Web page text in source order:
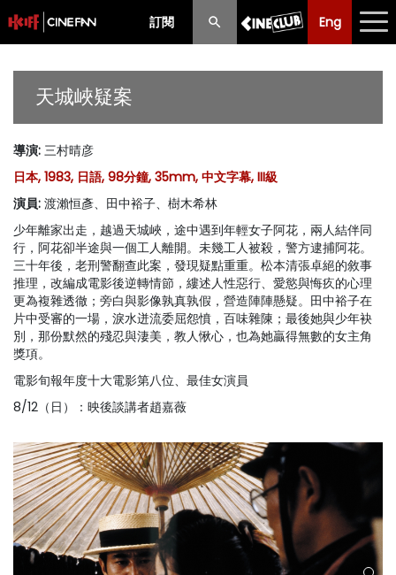
訂閱 Eng
Eng 中文
節目
購票須知
優惠計劃
前期節目
天城峽疑案
導演: 三村晴彦
日本, 1983, 日語, 98分鐘, 35mm, 中文字幕, III級
演員: 渡瀨恒彥、田中裕子、樹木希林
少年離家出走，越過天城峽，途中遇到年輕女子阿花，兩人結伴同
行，阿花卻半途與一個工人離開。未幾工人被殺，警方逮捕阿花。
三十年後，老刑警翻查此案，發現疑點重重。松本清張卓絕的敘事
推理，改編成電影後逆轉情節，縷述人性惡行、愛慾與悔疚的心理
更為複雜透徹；旁白與影像孰真孰假，營造陣陣懸疑。田中裕子在
片中受審的一場，淚水迸流委屈怨憤，百味雜陳；最後她與少年袂
別，那份默然的殘忍與淒美，教人愀心，也為她贏得無數的女主角
獎項。
電影旬報年度十大電影第八位、最佳女演員
8/12（日）：映後談講者趙嘉薇